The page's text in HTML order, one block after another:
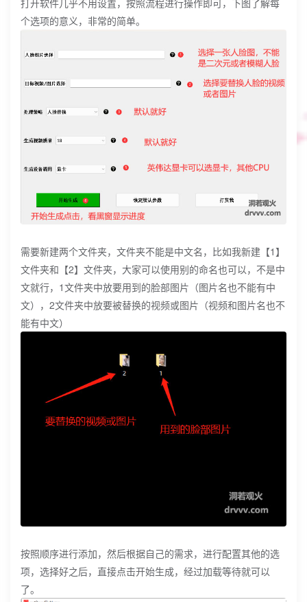
个选项的意义，非常的简单。
需要新建两个文件夹，文件夹不能是中文名，比如我新建【1】
文件夹和【2】文件夹，大家可以使用别的命名也可以，不是中
文就行，1文件夹中放要用到的脸部图片（图片名也不能有中
文），2文件夹中放要被替换的视频或图片（视频和图片名也不
能有中文）
按照顺序进行添加，然后根据自己的需求，进行配置其他的选
项，选择好之后，直接点击开始生成，经过加载等待就可以
了。